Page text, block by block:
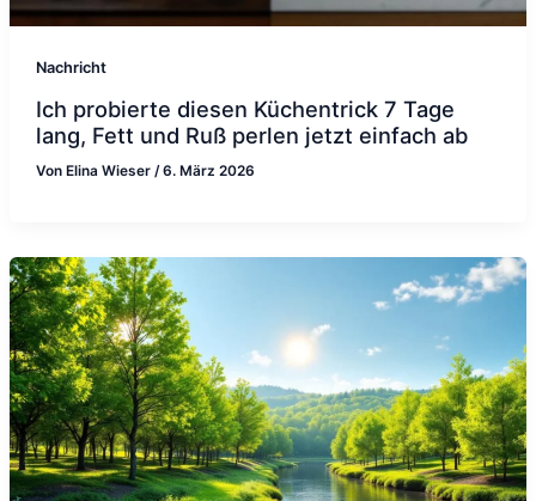
Nachricht
Ich probierte diesen Küchentrick 7 Tage
lang, Fett und Ruß perlen jetzt einfach ab
Von Elina Wieser /6. März 2026